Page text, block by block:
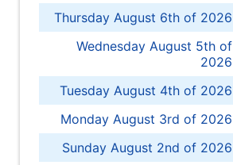
Thursday August 6th of 2026
Wednesday August 5th of
2026
Tuesday August 4th of 2026
Monday August 3rd of 2026
Sunday August 2nd of 2026